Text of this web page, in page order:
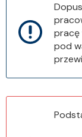
pracę
pod